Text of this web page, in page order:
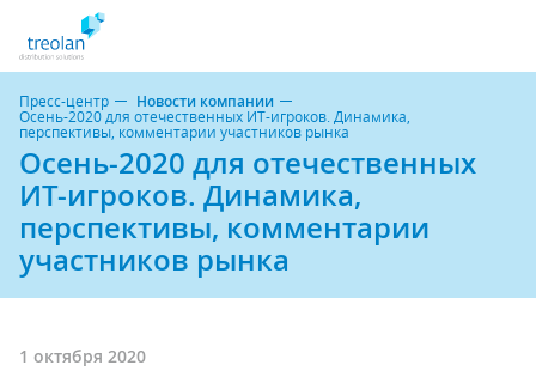
Пресс-центр Новости компании
Осень-2020 для отечественных ИТ-игроков. Динамика,
перспективы, комментарии участников рынка
Осень-2020 для отечественных
ИТ-игроков. Динамика,
перспективы, комментарии
участников рынка
1 октября 2020